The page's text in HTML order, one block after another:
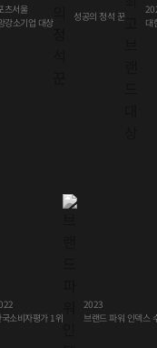
츠서울
강소기업 대상 성공의 정석 꾼 대
국소비자평가 1위
2023
브랜드 파워 인덱스